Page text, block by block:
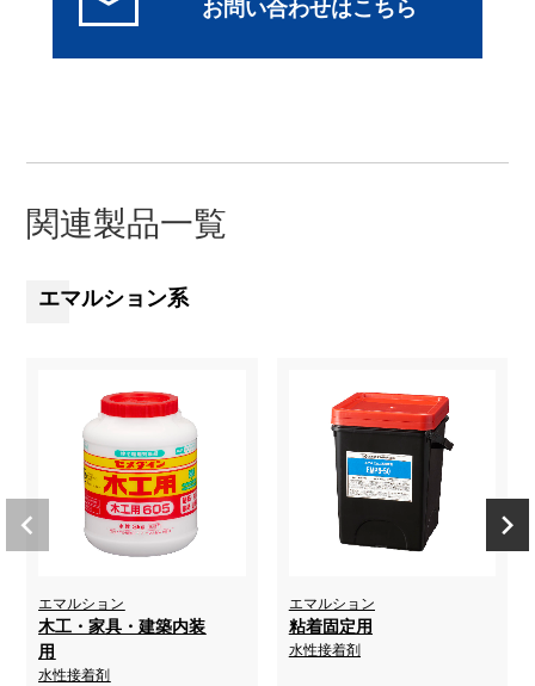
関連製品一覧
エマルション系
エマルション
木工・家具・建築内装
用
水性接着剤
エマルション
粘着固定用
水性接着剤